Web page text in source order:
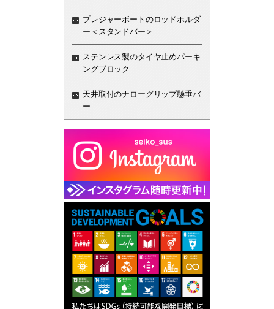
プレジャーボートのロッドホルダ
ー＜スタンドバー＞
ステンレス製のタイヤ止めパーキ
ングブロック
天井取付のナローグリップ懸垂バ
ー